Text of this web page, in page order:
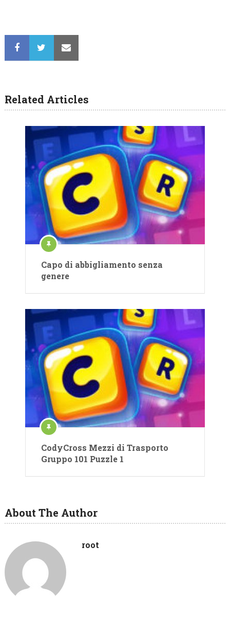
Related Articles
Capo di abbigliamento senza
genere
CodyCross Mezzi di Trasporto
Gruppo 101 Puzzle 1
About The Author
root